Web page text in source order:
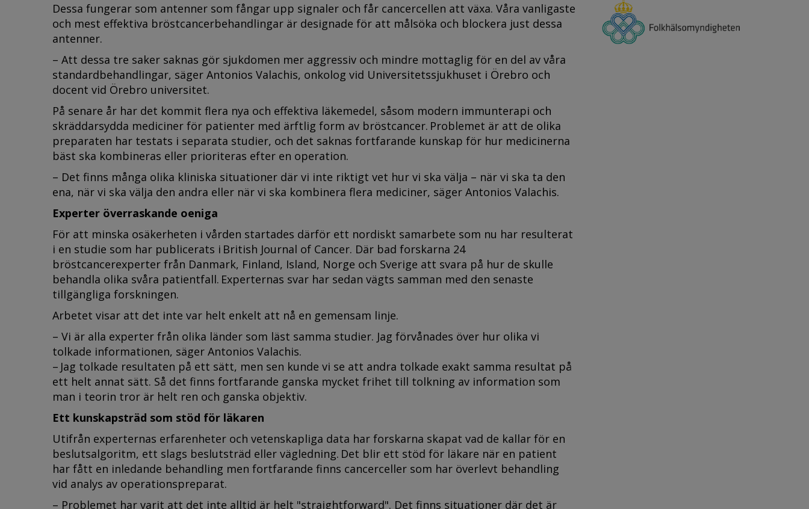
Dessa fungerar som antenner som fångar upp signaler och får cancercellen att växa. Våra vanligaste
och mest effektiva bröstcancerbehandlingar är designade för att målsöka och blockera just dessa
antenner.
– Att dessa tre saker saknas gör sjukdomen mer aggressiv och mindre mottaglig för en del av våra
standardbehandlingar, säger Antonios Valachis, onkolog vid Universitetssjukhuset i Örebro och
docent vid Örebro universitet.
På senare år har det kommit flera nya och effektiva läkemedel, såsom modern immunterapi och
skräddarsydda mediciner för patienter med ärftlig form av bröstcancer. Problemet är att de olika
preparaten har testats i separata studier, och det saknas fortfarande kunskap för hur medicinerna
bäst ska kombineras eller prioriteras efter en operation.
– Det finns många olika kliniska situationer där vi inte riktigt vet hur vi ska välja – när vi ska ta den
ena, när vi ska välja den andra eller när vi ska kombinera flera mediciner, säger Antonios Valachis.
Experter överraskande oeniga
För att minska osäkerheten i vården startades därför ett nordiskt samarbete som nu har resulterat
i en studie som har publicerats i British Journal of Cancer. Där bad forskarna 24
bröstcancerexperter från Danmark, Finland, Island, Norge och Sverige att svara på hur de skulle
behandla olika svåra patientfall. Experternas svar har sedan vägts samman med den senaste
tillgängliga forskningen.
Arbetet visar att det inte var helt enkelt att nå en gemensam linje.
– Vi är alla experter från olika länder som läst samma studier. Jag förvånades över hur olika vi
tolkade informationen, säger Antonios Valachis.
– Jag tolkade resultaten på ett sätt, men sen kunde vi se att andra tolkade exakt samma resultat på
ett helt annat sätt. Så det finns fortfarande ganska mycket frihet till tolkning av information som
man i teorin tror är helt ren och ganska objektiv.
Ett kunskapsträd som stöd för läkaren
Utifrån experternas erfarenheter och vetenskapliga data har forskarna skapat vad de kallar för en
beslutsalgoritm, ett slags beslutsträd eller vägledning. Det blir ett stöd för läkare när en patient
har fått en inledande behandling men fortfarande finns cancerceller som har överlevt behandling
vid analys av operationspreparat.
– Problemet har varit att det inte alltid är helt "straightforward". Det finns situationer där det är